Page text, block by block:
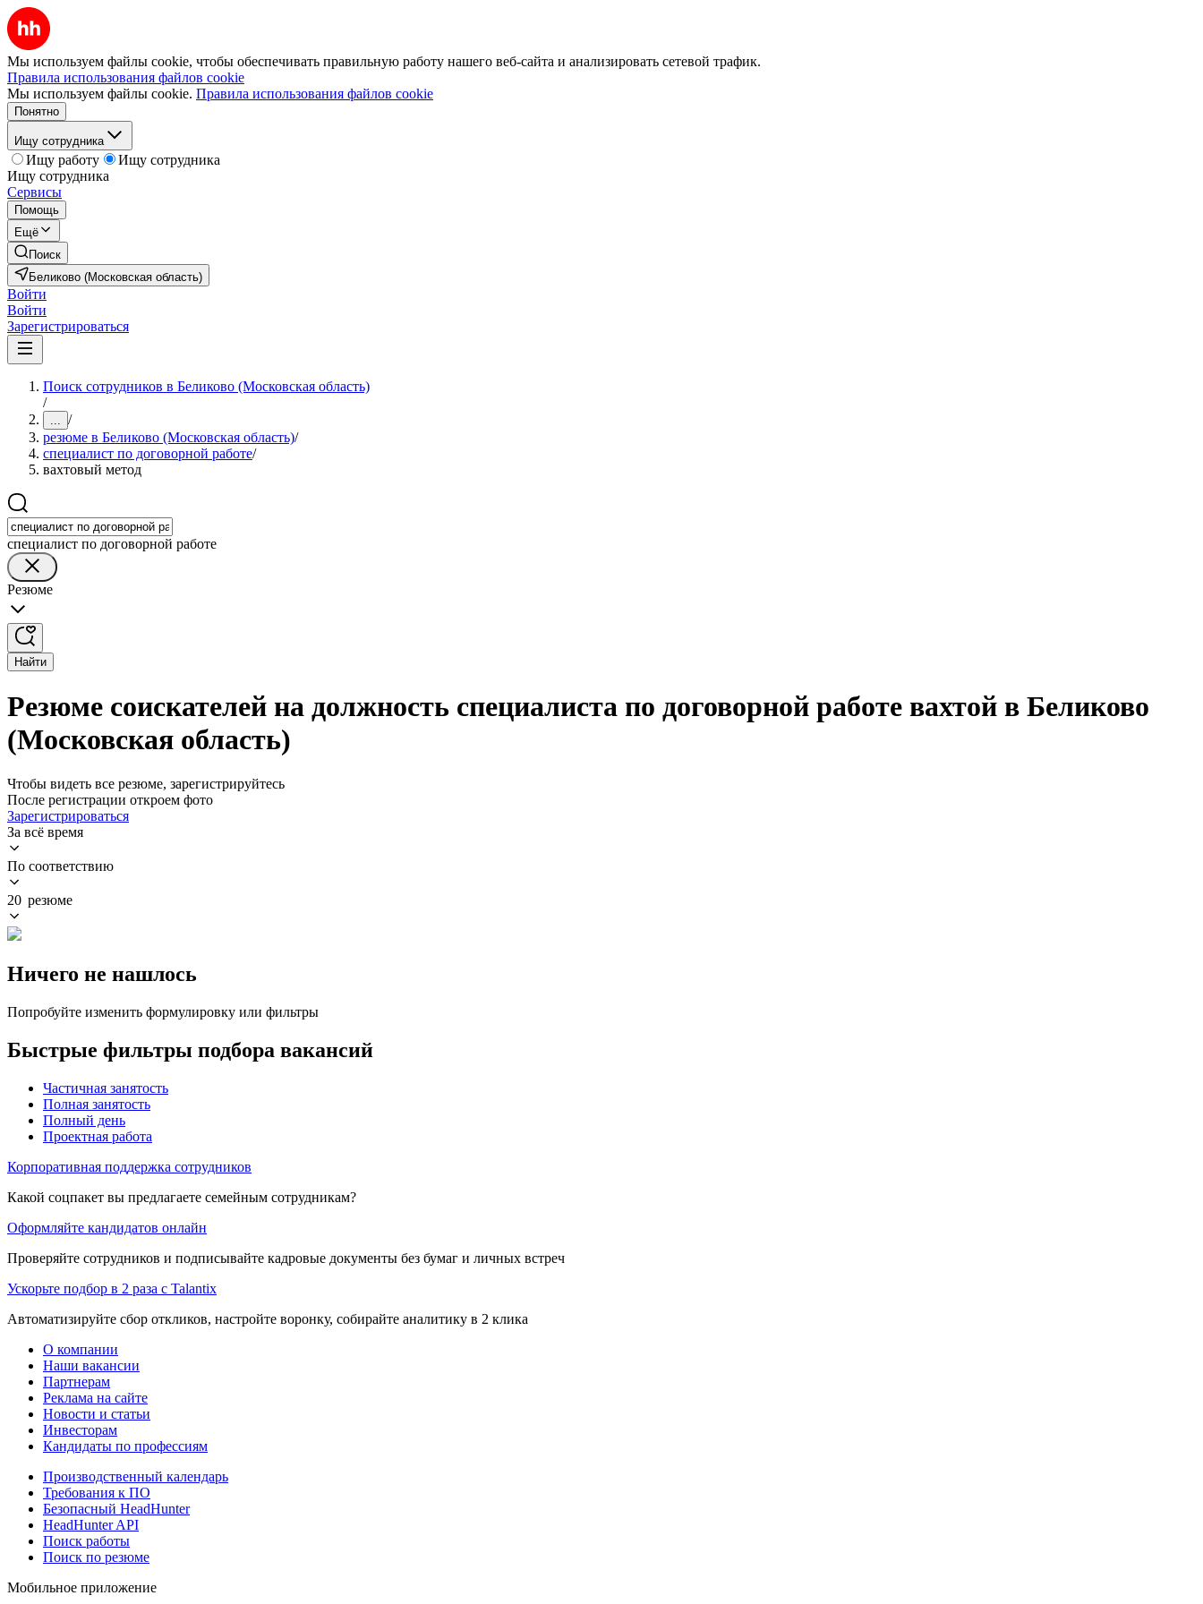
Мы используем файлы cookie, чтобы обеспечивать правильную работу нашего веб-сайта и анализировать сетевой трафик.
Правила использования файлов cookie
Мы используем файлы cookie. Правила использования файлов cookie
Понятно
Ищу сотрудника
Ищу работу
Ищу сотрудника
Ищу сотрудника
Сервисы
Помощь
Ещё
Поиск
Беликово (Московская область)
Войти
Войти
Зарегистрироваться
Поиск сотрудников в Беликово (Московская область)
/
... /
резюме в Беликово (Московская область)/
специалист по договорной работе/
вахтовый метод
специалист по договорной работе
Резюме
Найти
Резюме соискателей на должность специалиста по договорной работе вахтой в Беликово
(Московская область)
Чтобы видеть все резюме, зарегистрируйтесь
После регистрации откроем фото
Зарегистрироваться
За всё время
По соответствию
20 резюме
Ничего не нашлось
Попробуйте изменить формулировку или фильтры
Быстрые фильтры подбора вакансий
Частичная занятость
Полная занятость
Полный день
Проектная работа
Корпоративная поддержка сотрудников
Какой соцпакет вы предлагаете семейным сотрудникам?
Оформляйте кандидатов онлайн
Проверяйте сотрудников и подписывайте кадровые документы без бумаг и личных встреч
Ускорьте подбор в 2 раза с Talantix
Автоматизируйте сбор откликов, настройте воронку, собирайте аналитику в 2 клика
О компании
Наши вакансии
Партнерам
Реклама на сайте
Новости и статьи
Инвесторам
Кандидаты по профессиям
Производственный календарь
Требования к ПО
Безопасный HeadHunter
HeadHunter API
Поиск работы
Поиск по резюме
Мобильное приложение